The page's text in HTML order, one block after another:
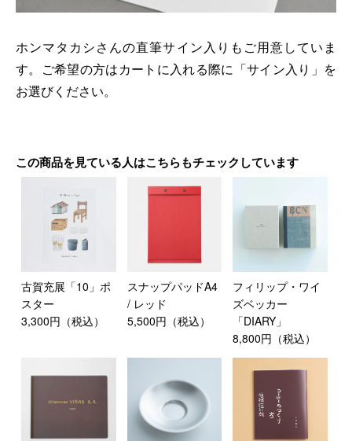
ホンマタカシさんの直筆サイン入りもご用意していま
す。ご希望の方はカートに入れる際に「サイン入り」を
お選びください。
この商品を見ている人はこちらもチェックしています
古賀充展「10」ポ
スター
3,300円（税込）
スナップパッドA4
/ レッド
5,500円（税込）
フィリップ・ワイ
ズベッカー
「DIARY」
8,800円（税込）